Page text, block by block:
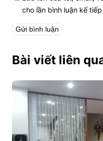
cho lần bình luận kế
Bài viết liên